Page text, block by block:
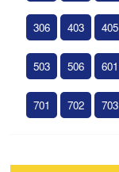
306 403 405
503 506 601
701 702 703